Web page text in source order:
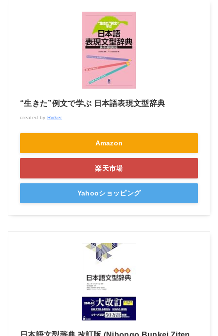
“生きた”例文で学ぶ 日本語表現文型辞典
created by Rinker
Amazon
楽天市場
Yahooショッピング